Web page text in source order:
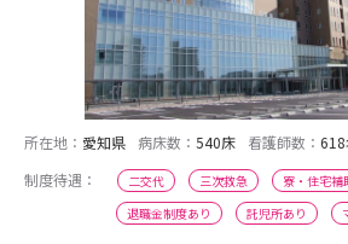
所在地： 愛知県 病床数： 540床 看護師数： 618
制度待遇：
二交代 三次救急 寮・住宅補
退職金制度あり
託児所あり